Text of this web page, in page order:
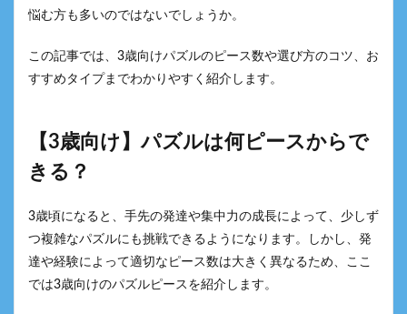
悩む方も多いのではないでしょうか。
この記事では、3歳向けパズルのピース数や選び方のコツ、お
すすめタイプまでわかりやすく紹介します。
【3歳向け】パズルは何ピースからで
きる？
3歳頃になると、手先の発達や集中力の成長によって、少しず
つ複雑なパズルにも挑戦できるようになります。しかし、発
達や経験によって適切なピース数は大きく異なるため、ここ
では3歳向けのパズルピースを紹介します。